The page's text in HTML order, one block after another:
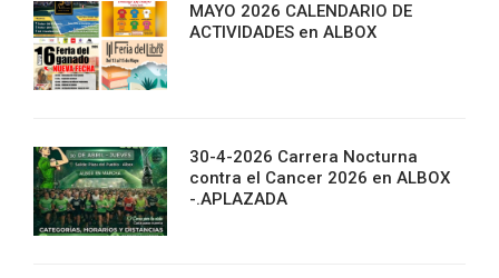
MAYO 2026 CALENDARIO DE
ACTIVIDADES en ALBOX
30-4-2026 Carrera Nocturna
contra el Cancer 2026 en ALBOX
-.APLAZADA